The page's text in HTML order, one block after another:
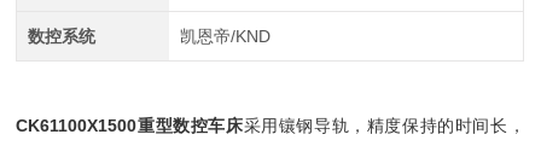
数控系统 凯恩帝/KND
CK61100X1500重型数控车床采用镶钢导轨，精度保持的时间长，